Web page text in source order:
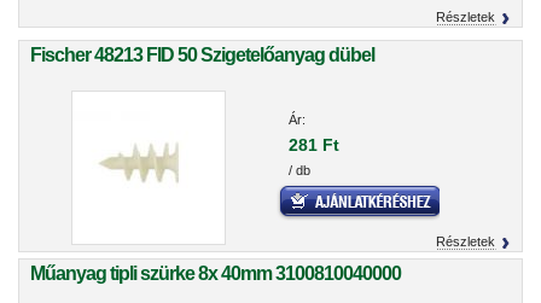
Részletek
Fischer 48213 FID 50 Szigetelőanyag dübel
Ár:
281 Ft
/ db
Részletek
Műanyag tipli szürke 8x 40mm 3100810040000